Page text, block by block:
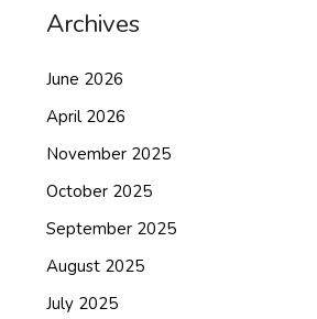
Archives
June 2026
April 2026
November 2025
October 2025
September 2025
August 2025
July 2025